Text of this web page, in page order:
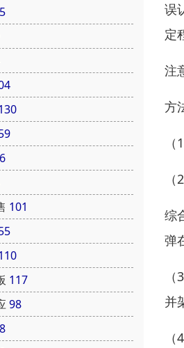
101
117
98
误
定
注
方
综
弹
并